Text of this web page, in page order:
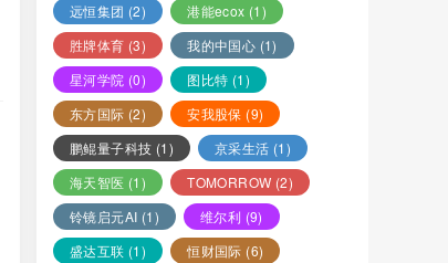
远恒集团 (2) 港能ecox (1)
胜牌体育 (3) 我的中国心 (1)
星河学院 (0) 图比特 (1)
东方国际 (2) 安我股保 (9)
鹏鲲量子科技 (1) 京采生活 (1)
海天智医 (1) TOMORROW (2)
铃镜启元AI (1) 维尔利 (9)
盛达互联 (1) 恒财国际 (6)